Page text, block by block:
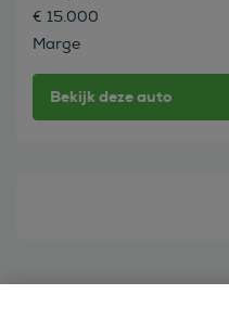
€ 15.000
Marge
Bekijk deze auto